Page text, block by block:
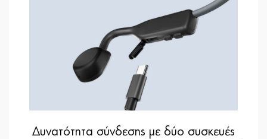
Δυνατότητα σύνδεσης με δύο συσκευές